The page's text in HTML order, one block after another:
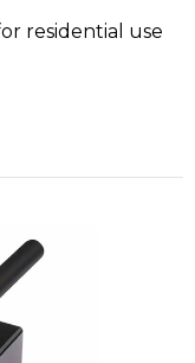
residential use